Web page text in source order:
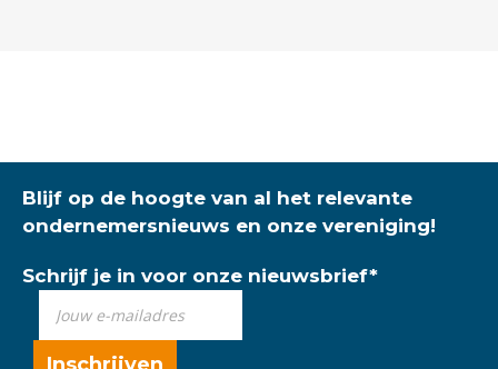
Blijf op de hoogte van al het relevante
ondernemersnieuws en onze vereniging!
Schrijf je in voor onze nieuwsbrief*